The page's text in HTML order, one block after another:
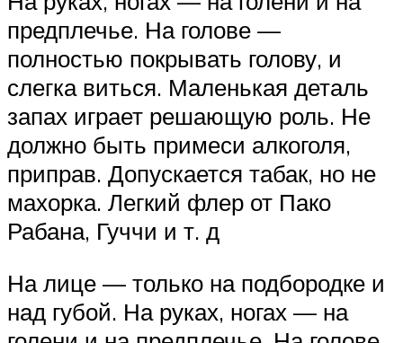
предплечье. На голове —
полностью покрывать голову, и
слегка виться. Маленькая деталь
запах играет решающую роль. Не
должно быть примеси алкоголя,
приправ. Допускается табак, но не
махорка. Легкий флер от Пако
Рабана, Гуччи и т. д
На лице — только на подбородке и
над губой. На руках, ногах — на